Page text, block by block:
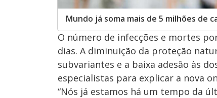
Mundo já soma mais de 5 milhões de
O número de infecções e mortes
dias. A diminuição da proteção
subvariantes e a baixa adesão às
especialistas para explicar a nova
“Nós já estamos há um tempo da